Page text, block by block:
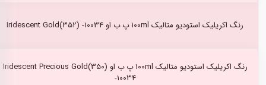
رنگ اکریلیک استودیو متالیک 100ml پ ب او Iridescent Gold(352) -10034
رنگ اکریلیک استودیو متالیک 100ml پ ب او Iridescent Precious Gold(350)
-10034